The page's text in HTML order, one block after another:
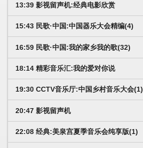
13:39 影视留声机:经典电影欣赏
15:43 民歌·中国:中国器乐大会精编(4)
16:59 民歌·中国:我的家乡我的歌(32)
18:14 精彩音乐汇:我的爱对你说
19:30 CCTV音乐厅:中国乡村音乐大会(1)
20:47 影视留声机
22:08 经典:美泉宫夏季音乐会纯享版(1)